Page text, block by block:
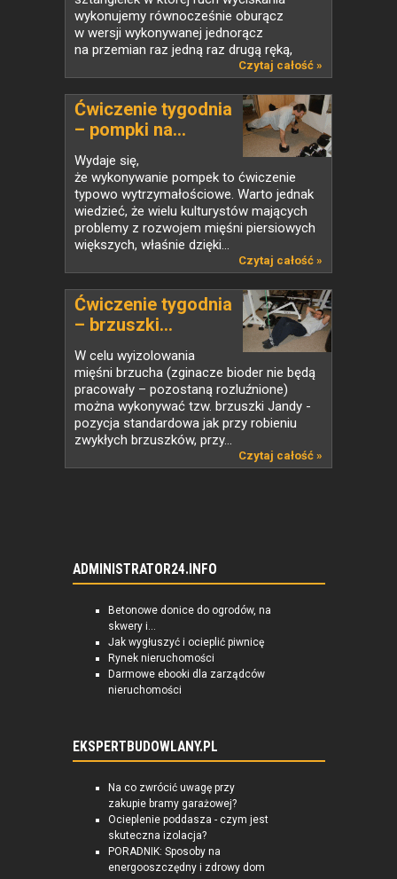
wykonujemy równocześnie oburącz
w wersji wykonywanej jednorącz
na przemian raz jedną raz drugą ręką,
Czytaj całość »
Ćwiczenie tygodnia
– pompki na...
Wydaje się,
że wykonywanie pompek to ćwiczenie
typowo wytrzymałościowe. Warto jednak
wiedzieć, że wielu kulturystów mających
problemy z rozwojem mięśni piersiowych
większych, właśnie dzięki...
Czytaj całość »
Ćwiczenie tygodnia
– brzuszki...
W celu wyizolowania
mięśni brzucha (zginacze bioder nie będą
pracowały – pozostaną rozluźnione)
można wykonywać tzw. brzuszki Jandy -
pozycja standardowa jak przy robieniu
zwykłych brzuszków, przy...
Czytaj całość »
ADMINISTRATOR24.INFO
Betonowe donice do ogrodów, na
skwery i...
Jak wygłuszyć i ocieplić piwnicę
Rynek nieruchomości
Darmowe ebooki dla zarządców
nieruchomości
EKSPERTBUDOWLANY.PL
Na co zwrócić uwagę przy
zakupie bramy garażowej?
Ocieplenie poddasza - czym jest
skuteczna izolacja?
PORADNIK: Sposoby na
energooszczędny i zdrowy dom